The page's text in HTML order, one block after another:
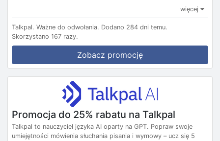
więcej
Talkpal. Ważne do odwołania. Dodano 284 dni temu.
Skorzystano 167 razy.
Zobacz promocję
Promocja do 25% rabatu na Talkpal
Talkpal to nauczyciel języka AI oparty na GPT. Popraw swoje
umiejętności mówienia słuchania pisania i wymowy – ucz się 5